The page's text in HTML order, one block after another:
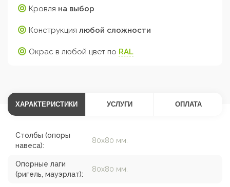
Кровля на выбор
Конструкция любой сложности
Окрас в любой цвет по RAL
ХАРАКТЕРИСТИКИ УСЛУГИ ОПЛАТА
Столбы (опоры
навеса):
80х80 мм.
Опорные лаги
(ригель, мауэрлат):
80х80 мм.